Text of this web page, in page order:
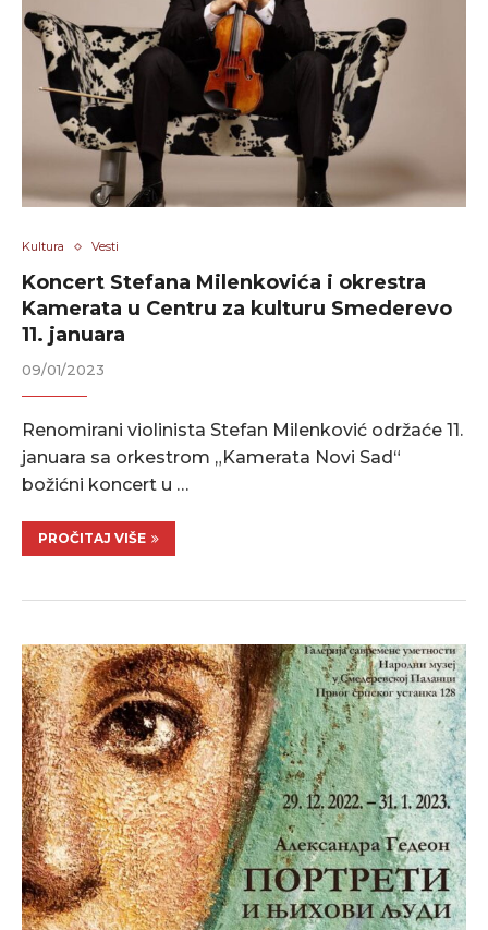
Kultura Vesti
Koncert Stefana Milenkovića i okrestra
Kamerata u Centru za kulturu Smederevo
11. januara
09/01/2023
Renomirani violinista Stefan Milenković održaće 11.
januara sa orkestrom „Kamerata Novi Sad“
božićni koncert u …
PROČITAJ VIŠE